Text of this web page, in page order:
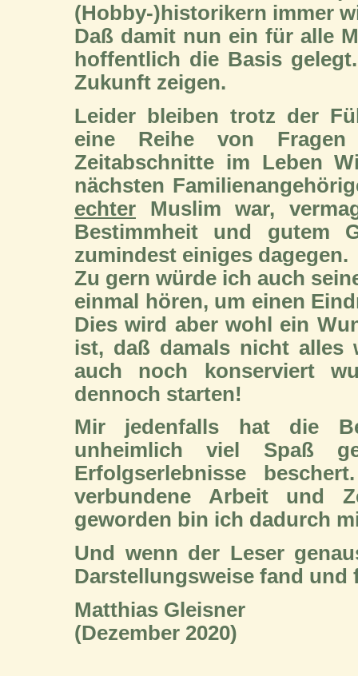
(Hobby-)historikern immer
Daß damit nun ein für alle
hoffentlich die Basis
Zukunft zeigen.
Leider bleiben trotz der
eine Reihe von
Zeitabschnitte im Leben
nächsten
echter Muslim war,
Bestimmheit und gutem
zumindest einiges dagegen.
Zu gern würde ich auch
einmal hören, um einen
Dies wird aber wohl ein
ist, daß damals nicht alles
auch noch konserviert
dennoch starten!
Mir jedenfalls hat die
unheimlich viel Spaß
Erfolgserlebnisse
verbundene Arbeit und
geworden bin ich dadurch
Und wenn der Leser
Darstellungsweise fand und
Matthias Gleisner
(Dezember 2020)